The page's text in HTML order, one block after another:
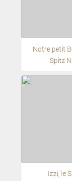
Notre petit
Spitz
Izzi, le